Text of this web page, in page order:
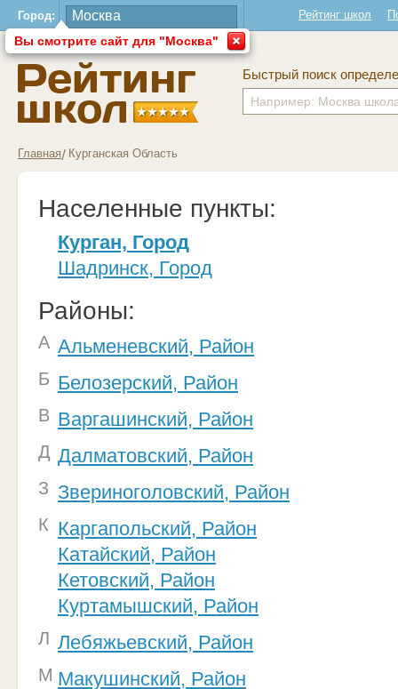
Город:
Вы смотрите сайт для "Москва"
Рейтинг школ
Быстрый поиск
Главная Курганская Область
Населенные пункты:
Курган, Город
Шадринск, Город
Районы:
А Альменевский, Район
Б Белозерский, Район
В Варгашинский, Район
Д Далматовский, Район
З Звериноголовский, Район
К Каргапольский, Район
Катайский, Район
Кетовский, Район
Куртамышский, Район
Л Лебяжьевский, Район
М Макушинский, Район